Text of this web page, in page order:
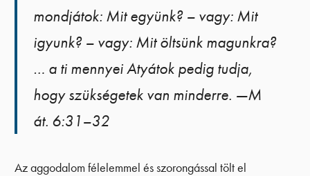
mondjátok: Mit együnk? – vagy: Mit
igyunk? – vagy: Mit öltsünk magunkra?
… a ti mennyei Atyátok pedig tudja,
hogy szükségetek van minderre. —M
át. 6:31–32
Az aggodalom félelemmel és szorongással tölt el